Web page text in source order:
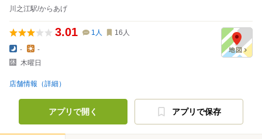
川之江駅/からあげ
3.01 1 人 16 人
-
-
木曜日
店舗情報（詳細）
アプリで開く アプリで保存